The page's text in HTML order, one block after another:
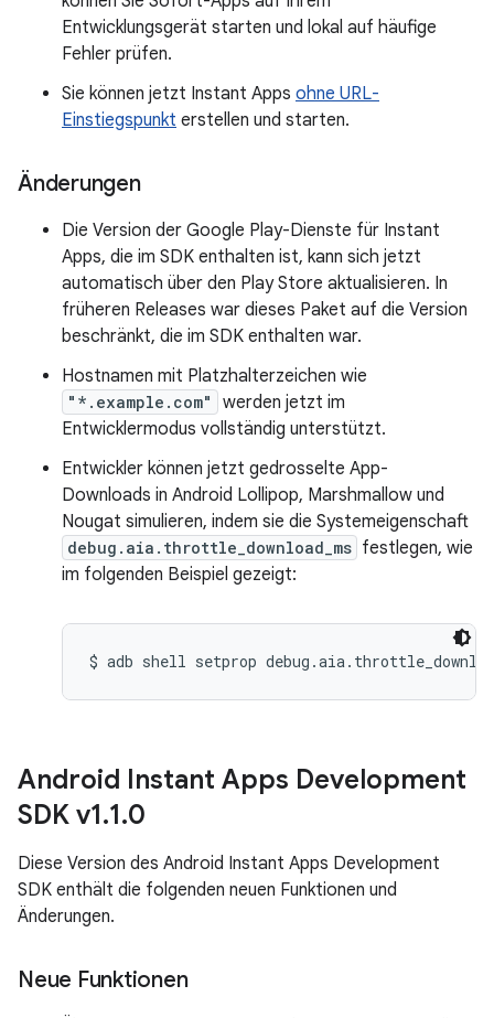
Entwicklungsgerät starten und lokal auf häufige
Fehler prüfen.
Sie können jetzt Instant Apps ohne URL-
Einstiegspunkt erstellen und starten.
Änderungen
Die Version der Google Play-Dienste für Instant
Apps, die im SDK enthalten ist, kann sich jetzt
automatisch über den Play Store aktualisieren. In
früheren Releases war dieses Paket auf die Version
beschränkt, die im SDK enthalten war.
Hostnamen mit Platzhalterzeichen wie
"*.example.com"
werden jetzt im
Entwicklermodus vollständig unterstützt.
Entwickler können jetzt gedrosselte App-
Downloads in Android Lollipop, Marshmallow und
Nougat simulieren, indem sie die Systemeigenschaft
debug.aia.throttle_download_ms festlegen, wie
im folgenden Beispiel gezeigt:
$ adb shell setprop
Android Instant Apps Development
SDK v1.1.0
Diese Version des Android Instant Apps Development
SDK enthält die folgenden neuen Funktionen und
Änderungen.
Neue Funktionen